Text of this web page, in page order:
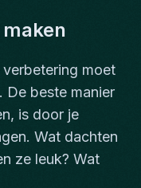
moet
De beste manier
is door je
Wat dachten
ze leuk? Wat